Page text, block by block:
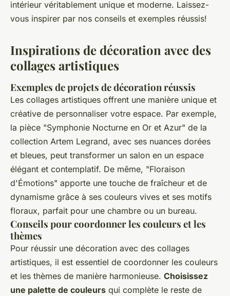
intérieur véritablement unique et moderne. Laissez-
vous inspirer par nos conseils et exemples réussis!
Inspirations de décoration avec des
collages artistiques
Exemples de projets de décoration réussis
Les collages artistiques offrent une manière unique et
créative de personnaliser votre espace. Par exemple,
la pièce "Symphonie Nocturne en Or et Azur" de la
collection Artem Legrand, avec ses nuances dorées
et bleues, peut transformer un salon en un espace
élégant et contemplatif. De même, "Floraison
d'Émotions" apporte une touche de fraîcheur et de
dynamisme grâce à ses couleurs vives et ses motifs
floraux, parfait pour une chambre ou un bureau.
Conseils pour coordonner les couleurs et les
thèmes
Pour réussir une décoration avec des collages
artistiques, il est essentiel de coordonner les couleurs
et les thèmes de manière harmonieuse. Choisissez
une palette de couleurs qui complète le reste de